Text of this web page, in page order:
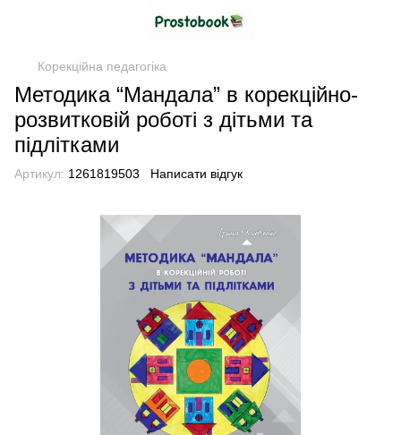
Корекційна педагогіка
Методика “Мандала” в корекційно-
розвитковій роботі з дітьми та
підлітками
Артикул: 1261819503 Написати відгук